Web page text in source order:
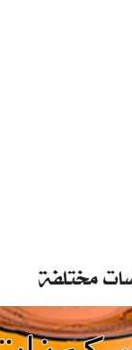
مختلفة